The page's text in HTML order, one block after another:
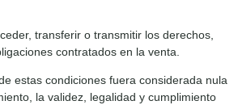
transferir o transmitir los derechos,
contratados en la venta.
estas condiciones fuera considerada nula
la validez, legalidad y cumplimiento